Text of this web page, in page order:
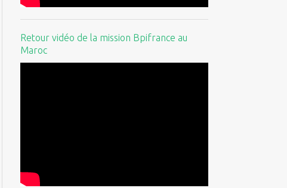
Retour vidéo de la mission Bpifrance au
Maroc